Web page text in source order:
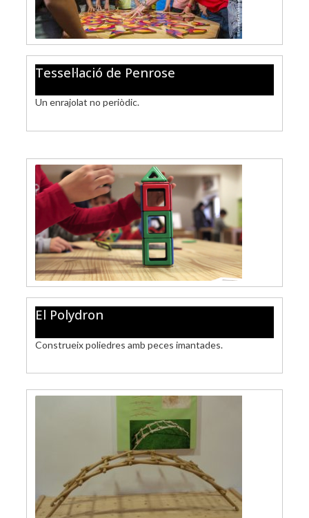
Tessel·lació de Penrose
Un enrajolat no periòdic.
El Polydron
Construeix poliedres amb peces imantades.